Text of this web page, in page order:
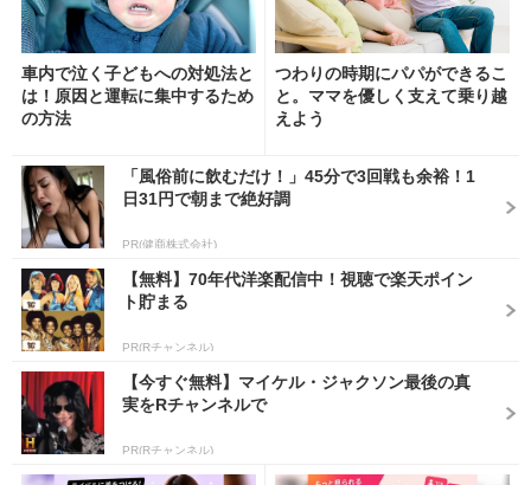
車内で泣く子どもへの対処法と
は！原因と運転に集中するため
の方法
つわりの時期にパパができるこ
と。ママを優しく支えて乗り越
えよう
「風俗前に飲むだけ！」45分で3回戦も余裕！1
日31円で朝まで絶好調
PR(健商株式会社)
【無料】70年代洋楽配信中！視聴で楽天ポイン
ト貯まる
PR(Rチャンネル)
【今すぐ無料】マイケル・ジャクソン最後の真
実をRチャンネルで
PR(Rチャンネル)